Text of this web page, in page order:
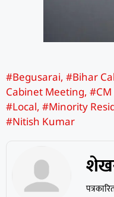
#Begusarai, #Bihar
Cabinet Meeting,
#Local, #Minority
#Nitish Kumar